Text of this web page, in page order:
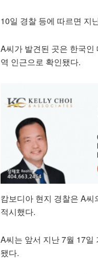
10일 경찰 등에 따르면 지
A씨가 발견된 곳은 한국인
역 인근으로 확인됐다.
캄보디아 현지 경찰은 A씨
적시했다.
A씨는 앞서 지난 7월 17일
됐다.